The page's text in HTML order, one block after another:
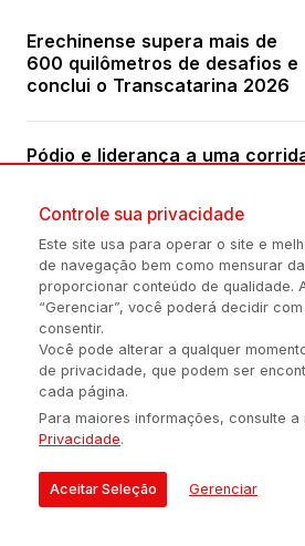
Erechinense supera mais de
600 quilômetros de desafios e
conclui o Transcatarina 2026
Pódio e liderança a uma
do Sul-americano de Rally
Erechim recebe maior torneio
de bochas do país e reafirma
protagonismo no esporte
Ipiranga do Sul terá presença
estrangeira no grid do rally no
Controle sua privacidade
Este site usa para operar o site e
de navegação bem como mensurar
proporcionar conteúdo de qualidade.
“Gerenciar”, você poderá decidir
consentir.
Você pode alterar a qualquer
de privacidade, que podem ser
cada página.
Para maiores informações, consulte
Privacidade.
Aceitar Seleção Gerenciar